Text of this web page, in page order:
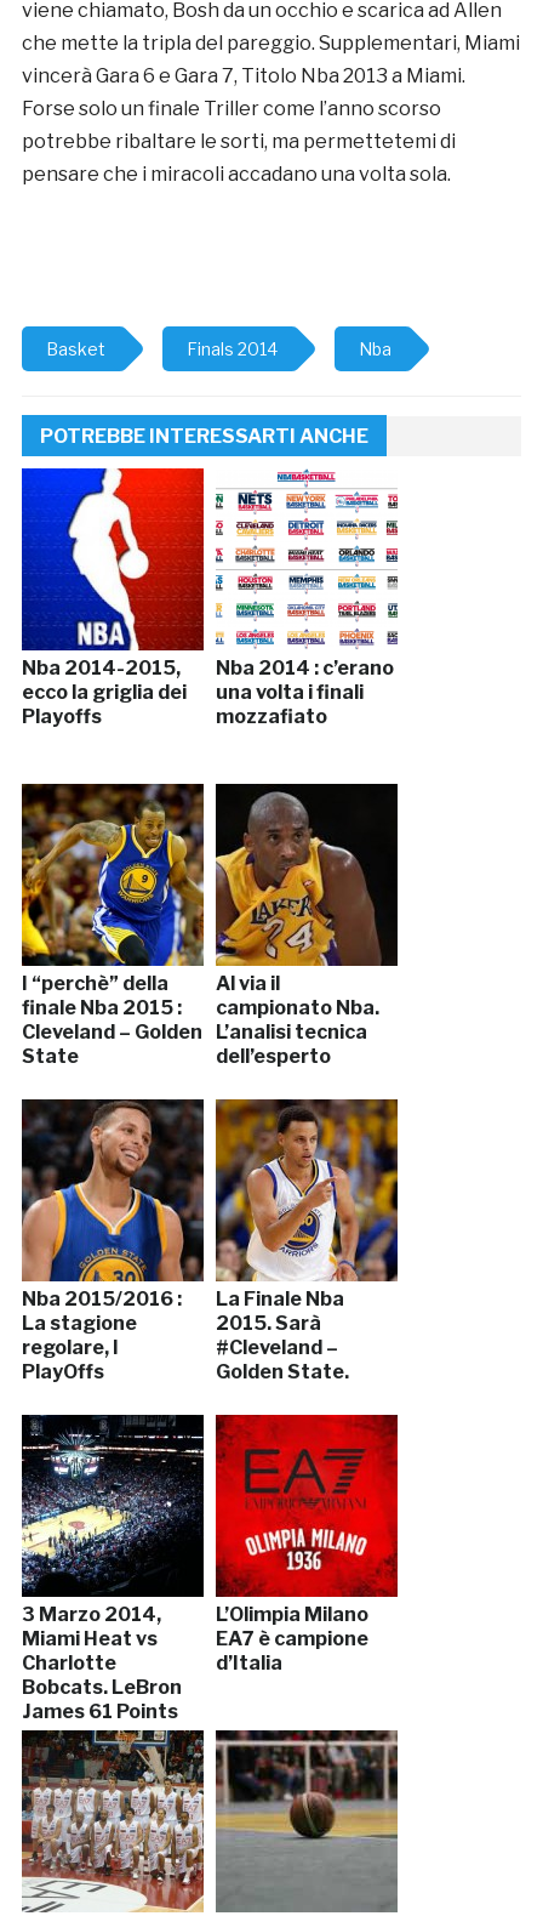
viene chiamato, Bosh da un occhio e scarica ad Allen
che mette la tripla del pareggio. Supplementari, Miami
vincerà Gara 6 e Gara 7, Titolo Nba 2013 a Miami.
Forse solo un finale Triller come l’anno scorso
potrebbe ribaltare le sorti, ma permettetemi di
pensare che i miracoli accadano una volta sola.
Basket Finals 2014 Nba
POTREBBE INTERESSARTI ANCHE
Nba 2014-2015,
ecco la griglia dei
Playoffs
Nba 2014 : c’erano
una volta i finali
mozzafiato
I “perchè” della
finale Nba 2015 :
Cleveland – Golden
State
Al via il
campionato Nba.
L’analisi tecnica
dell’esperto
Nba 2015/2016 :
La stagione
regolare, I
PlayOffs
La Finale Nba
2015. Sarà
#Cleveland –
Golden State.
3 Marzo 2014,
Miami Heat vs
Charlotte
Bobcats. LeBron
James 61 Points
L’Olimpia Milano
EA7 è campione
d’Italia